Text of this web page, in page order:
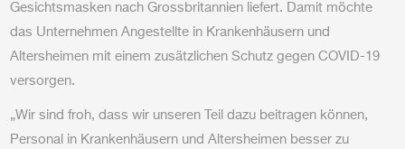
Gesichtsmasken nach Grossbritannien liefert. Damit möchte
das Unternehmen Angestellte in Krankenhäusern und
Altersheimen mit einem zusätzlichen Schutz gegen COVID-19
versorgen.
„Wir sind froh, dass wir unseren Teil dazu beitragen können,
Personal in Krankenhäusern und Altersheimen besser zu